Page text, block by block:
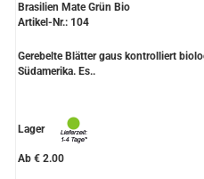
Brasilien Mate Grün Bio
Artikel-Nr.: 104
Gerebelte Blätter gaus kontrolliert
Südamerika. Es..
Lager
Ab € 2.00